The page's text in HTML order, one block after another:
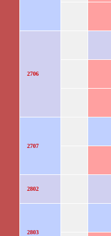
2706
2707
2802
2803